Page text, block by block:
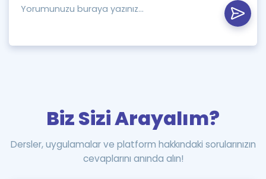
Biz Sizi Arayalım?
Dersler, uygulamalar ve platform hakkındaki sorularınızın
cevaplarını anında alın!